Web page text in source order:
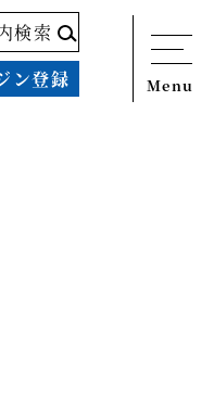
検索
ン登録 Menu